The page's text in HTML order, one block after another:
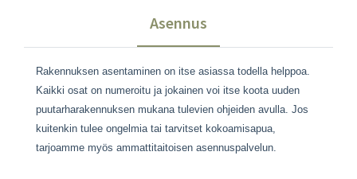
Asennus
Rakennuksen asentaminen on itse asiassa todella helppoa.
Kaikki osat on numeroitu ja jokainen voi itse koota uuden
puutarharakennuksen mukana tulevien ohjeiden avulla. Jos
kuitenkin tulee ongelmia tai tarvitset kokoamisapua,
tarjoamme myös ammattitaitoisen asennuspalvelun.